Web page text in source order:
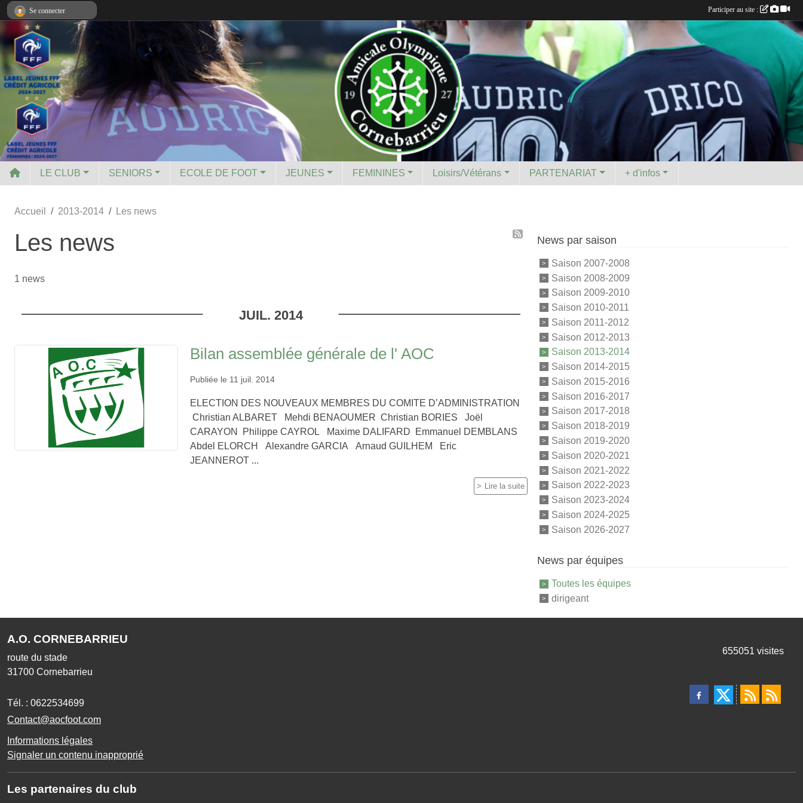
LE CLUB SENIORS ECOLE DE FOOT JEUNES FEMININES Loisirs/Vétérans PARTENARIAT + d'infos
Accueil 2013-2014 Les news
Les news
1 news
JUIL. 2014
Bilan assemblée générale de l' AOC
Publiée le 11 juil. 2014
ELECTION DES NOUVEAUX MEMBRES DU COMITE D’ADMINISTRATION
Christian ALBARET Mehdi BENAOUMER Christian BORIES Joël
CARAYON Philippe CAYROL Maxime DALIFARD Emmanuel DEMBLANS
Abdel ELORCH Alexandre GARCIA Arnaud GUILHEM Eric
JEANNEROT ...
Lire la suite
News par saison
Saison 2007-2008
Saison 2008-2009
Saison 2009-2010
Saison 2010-2011
Saison 2011-2012
Saison 2012-2013
Saison 2013-2014
Saison 2014-2015
Saison 2015-2016
Saison 2016-2017
Saison 2017-2018
Saison 2018-2019
Saison 2019-2020
Saison 2020-2021
Saison 2021-2022
Saison 2022-2023
Saison 2023-2024
Saison 2024-2025
Saison 2026-2027
News par équipes
Toutes les équipes
dirigeant
A.O. CORNEBARRIEU
route du stade
31700 Cornebarrieu
Tél. : 0622534699
Contact@aocfoot.com
Informations légales
Signaler un contenu inapproprié
655051 visites
Les partenaires du club
Se connecter Participer au site :
Panneau de gestion des cookies